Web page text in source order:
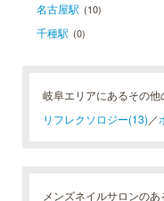
名古屋駅 (10)
千種駅 (0)
岐阜エリアにあるその他
リフレクソロジー(13) ／
メンズネイルサロンの